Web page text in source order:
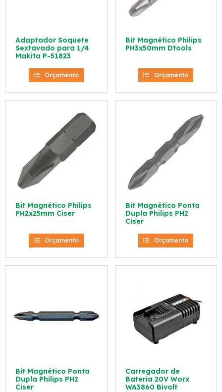
Adaptador Soquete
Sextavado para 1/4
Makita P-51823
Orçamento
Bit Magnético Philips
PH3x50mm Dtools
Orçamento
Bit Magnético Philips
PH2x25mm Ciser
Orçamento
Bit Magnético Ponta
Dupla Philips PH2
Ciser
Orçamento
Bit Magnético Ponta
Dupla Philips PH2
Ciser
Carregador de
Bateria 20V Worx
WA3860 Bivolt